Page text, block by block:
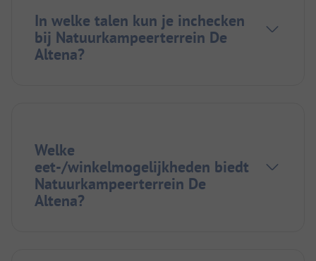
In welke talen kun je inchecken
bij Natuurkampeerterrein De
Altena?
Welke
eet-/winkelmogelijkheden biedt
Natuurkampeerterrein De
Altena?